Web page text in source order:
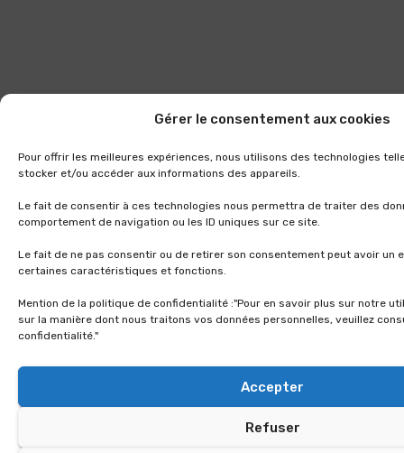
Gérer le consentement aux cookies
Pour offrir les meilleures expériences, nous utilisons des technologies
stocker et/ou accéder aux informations des appareils.
Le fait de consentir à ces technologies nous permettra de traiter des
comportement de navigation ou les ID uniques sur ce site.
Le fait de ne pas consentir ou de retirer son consentement peut avoir un
certaines caractéristiques et fonctions.
Mention de la politique de confidentialité :"Pour en savoir plus sur notre
sur la manière dont nous traitons vos données personnelles, veuillez
confidentialité."
Accepter
Refuser